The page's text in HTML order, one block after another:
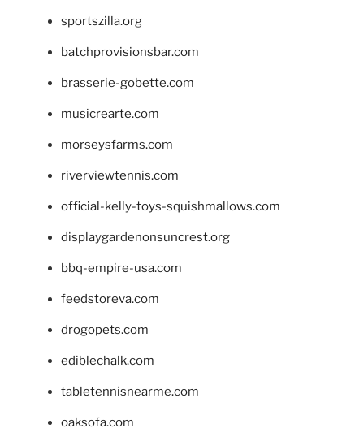
sportszilla.org
batchprovisionsbar.com
brasserie-gobette.com
musicrearte.com
morseysfarms.com
riverviewtennis.com
official-kelly-toys-squishmallows.com
displaygardenonsuncrest.org
bbq-empire-usa.com
feedstoreva.com
drogopets.com
ediblechalk.com
tabletennisnearme.com
oaksofa.com